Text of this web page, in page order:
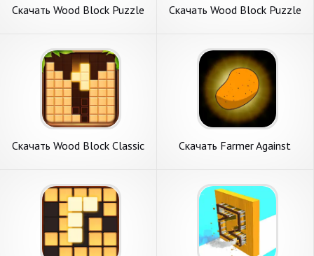
Скачать Wood Block Puzzle
Скачать Wood Block Puzzle
Скачать Wood Block Classic
Скачать Farmer Against